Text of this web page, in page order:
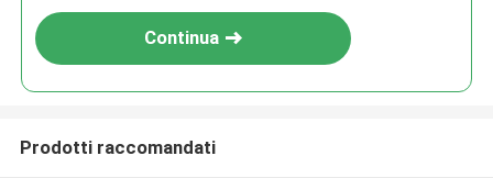
Continua
Prodotti raccomandati